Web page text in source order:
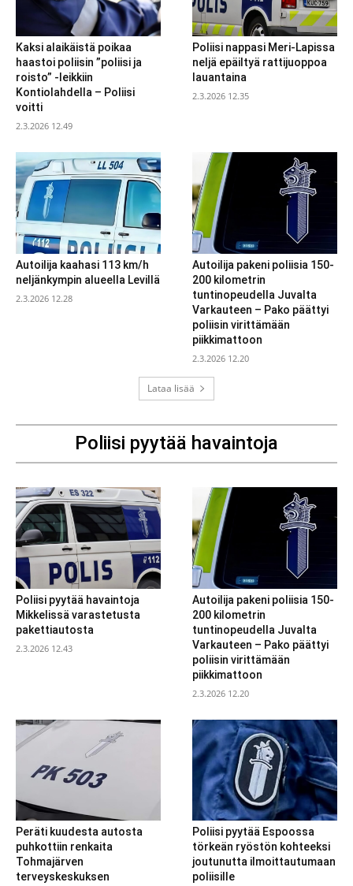
Kaksi alaikäistä poikaa
haastoi poliisin ”poliisi ja
roisto” -leikkiin
Kontiolahdella – Poliisi
voitti
2.3.2026 12.49
Poliisi nappasi Meri-Lapissa
neljä epäiltyä rattijuoppoa
lauantaina
2.3.2026 12.35
Autoilija kaahasi 113 km/h
neljänkympin alueella Levillä
2.3.2026 12.28
Autoilija pakeni poliisia 150-
200 kilometrin
tuntinopeudella Juvalta
Varkauteen – Pako päättyi
poliisin virittämään
piikkimattoon
2.3.2026 12.20
Lataa lisää
Poliisi pyytää havaintoja
Poliisi pyytää havaintoja
Mikkelissä varastetusta
pakettiautosta
2.3.2026 12.43
Autoilija pakeni poliisia 150-
200 kilometrin
tuntinopeudella Juvalta
Varkauteen – Pako päättyi
poliisin virittämään
piikkimattoon
2.3.2026 12.20
Peräti kuudesta autosta
puhkottiin renkaita
Tohmajärven
terveyskeskuksen
Poliisi pyytää Espoossa
törkeän ryöstön kohteeksi
joutunutta ilmoittautumaan
poliisille